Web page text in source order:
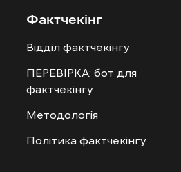
Фактчекінг
Відділ фактчекінгу
ПЕРЕВІРКА: бот для
фактчекінгу
Методологія
Політика фактчекінгу